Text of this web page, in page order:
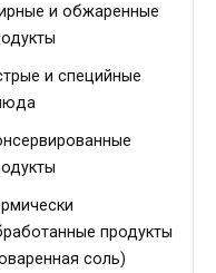
и обжаренные
и специйные
продукты
соль)